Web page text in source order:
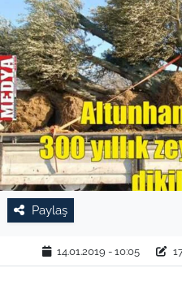
Paylaş
14.01.2019 - 10:05
SAĞLIK
EĞİTİM
TARIM VE
KÜLTÜR SANAT
RESMİ İLAN
SPOR
YAŞAM